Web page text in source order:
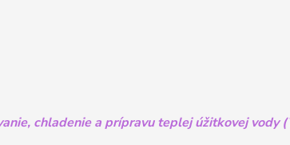
chladenie a prípravu teplej úžitkovej vody